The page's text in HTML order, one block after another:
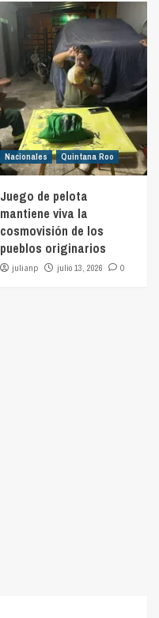
Nacionales Quintana Roo
Juego de pelota
mantiene viva la
cosmovisión de los
pueblos originarios
julianp julio 13, 2026 0